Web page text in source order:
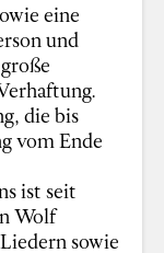
eine
und
die bis
vom Ende
ist seit
Wolf
sowie